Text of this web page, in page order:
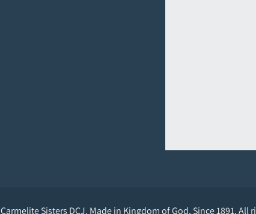
Carmelite Sisters DCJ. Made in Kingdom of God. Since 1891. All